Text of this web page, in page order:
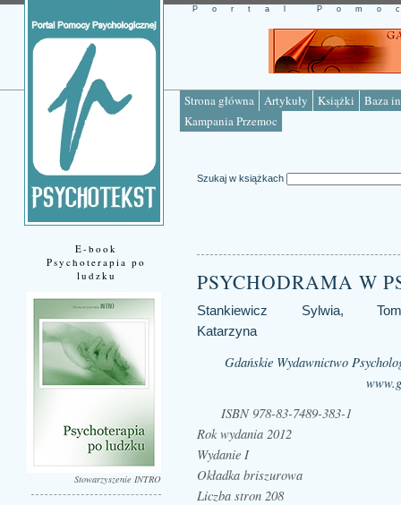
Strona główna Artykuły Książki
Baza
Kampania Przemoc
Portal
E-book
Psychoterapia po
ludzku
Stowarzyszenie INTRO
Szukaj w książkach
PSYCHODRAMA W
Stankiewicz Sylwia,
Katarzyna
Gdańskie Wydawnictwo
ISBN 978-83-7489-383-1
Rok wydania 2012
Wydanie I
Okładka briszurowa
Liczba stron 208